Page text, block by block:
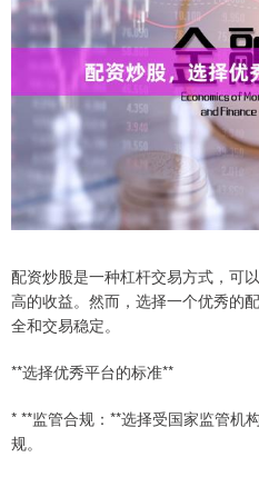
配资炒股是一种杠杆交易方式，可
高的收益。然而，选择一个优秀的
全和交易稳定。
**选择优秀平台的标准**
* **监管合规：**选择受国家监管机
规。